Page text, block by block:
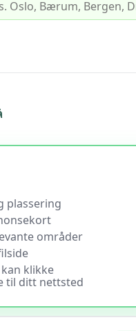
plassering
områder
klikke
til ditt nettsted